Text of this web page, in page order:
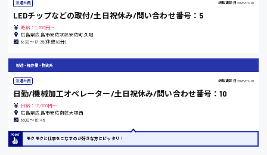
島根県
香川県
愛知県
時給1100円〜
派遣社員 掲載更新日 2026/07/01
LEDチップなどの取付/土日祝休み/問い合わせ番号：5
時給：1,200円～
広島県広島市安佐北区安佐町久地
8:30〜17:35(休憩80分)
製造・軽作業・物流系
派遣社員 掲載更新日 2026/07/01
日勤/機械加工オペレーター/土日祝休み/問い合わせ番号：10
日給：10,000円～
広島県広島市安佐南区大塚西
8:00〜16:45
モクモクと仕事をこなすのが好きな方にピッタリ！